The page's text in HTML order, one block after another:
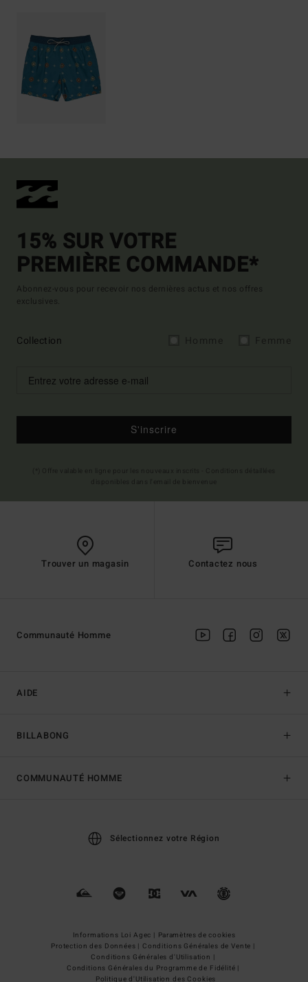
15% SUR VOTRE
PREMIÈRE COMMANDE*
Abonnez-vous pour recevoir nos dernières actus et nos offres
exclusives.
Collection
S'inscrire
Trouver un magasin Contactez nous
AIDE
BILLABONG
Communauté Homme
COMMUNAUTÉ HOMME
Sélectionnez votre Région
Informations Loi Agec | Paramètres de cookies
Protection des Données | Conditions Générales de Vente |
Conditions Générales d'Utilisation |
Conditions Générales du Programme de Fidélité |
Politique d'Utilisation des Cookies